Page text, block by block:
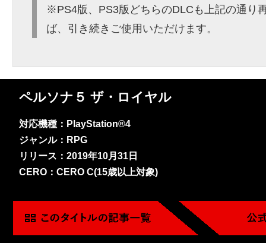
※PS4版、PS3版どちらのDLCも上記の通り
ば、引き続きご使用いただけます。
ペルソナ５ ザ・ロイヤル
対応機種：PlayStation®4
ジャンル：RPG
リリース：2019年10月31日
CERO：CERO C(15歳以上対象)